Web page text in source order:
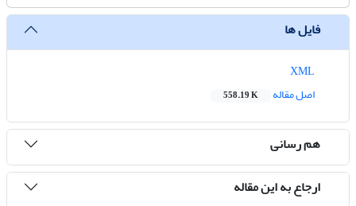
فایل ها
اصل مقاله
558.19 K
هم رسانی
ارجاع به این مقاله